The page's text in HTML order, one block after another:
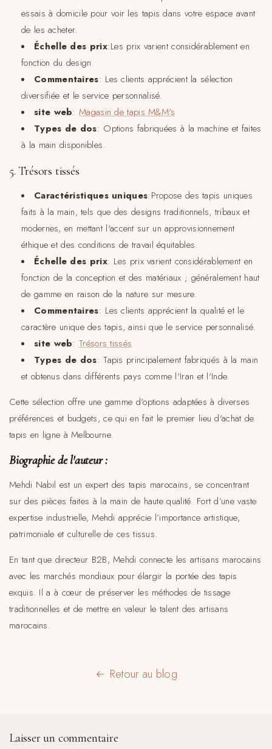
essais à domicile pour voir les tapis dans votre espace avant
de les acheter.
Échelle des prix:Les prix varient considérablement en
fonction du design.
Commentaires: Les clients apprécient la sélection
diversifiée et le service personnalisé.
site web:Magasin de tapis M&M's
Types de dos: Options fabriquées à la machine et faites
à la main disponibles.
5. Trésors tissés
Caractéristiques uniques:Propose des tapis uniques
faits à la main, tels que des designs traditionnels, tribaux et
modernes, en mettant l'accent sur un approvisionnement
éthique et des conditions de travail équitables.
Échelle des prix: Les prix varient considérablement en
fonction de la conception et des matériaux ; généralement haut
de gamme en raison de la nature sur mesure.
Commentaires: Les clients apprécient la qualité et le
caractère unique des tapis, ainsi que le service personnalisé.
site web:Trésors tissés
Types de dos: Tapis principalement fabriqués à la main
et obtenus dans différents pays comme l'Iran et l'Inde.
Cette sélection offre une gamme d'options adaptées à diverses
préférences et budgets, ce qui en fait le premier lieu d'achat de
tapis en ligne à Melbourne.
Biographie de l'auteur :
Mehdi Nabil est un expert des tapis marocains, se concentrant
sur des pièces faites à la main de haute qualité. Fort d’une vaste
expertise industrielle, Mehdi apprécie l’importance artistique,
patrimoniale et culturelle de ces tissus.
En tant que directeur B2B, Mehdi connecte les artisans marocains
avec les marchés mondiaux pour élargir la portée des tapis
exquis. Il a à cœur de préserver les méthodes de tissage
traditionnelles et de mettre en valeur le talent des artisans
marocains.
Retour au blog
Laisser un commentaire